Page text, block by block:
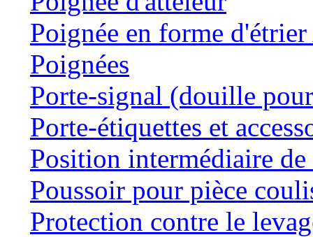
Poignée en forme
Poignées
Porte-signal (douille
Porte-étiquettes et
Position intermédiaire
Poussoir pour pièce
Protection contre le